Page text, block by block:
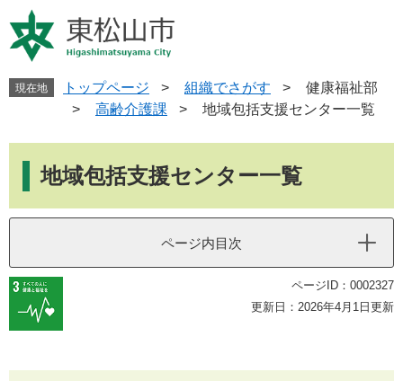
ー
ジ
す
ニ
ュ
し
へ
現在地 トップページ > 組織でさがす >
健康福祉部
>
高齢介護課 > 地域包括支援センター一覧
地域包括支援センター一覧
ページ内目次
ページID：0002327
更新日：2026年4月1日更新